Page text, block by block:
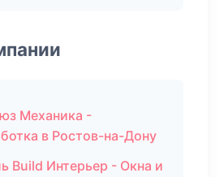
Механика -
в Ростов-на-Дону
Build Интерьер - Окна и